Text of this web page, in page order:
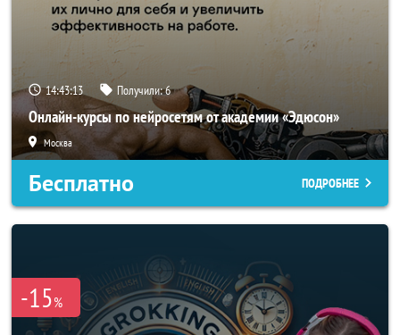
14:43:10 Получили:6
Онлайн-курсы по нейросетям от академии «Эдюсон»
Москва
Бесплатно ПОДРОБНЕЕ
-15%